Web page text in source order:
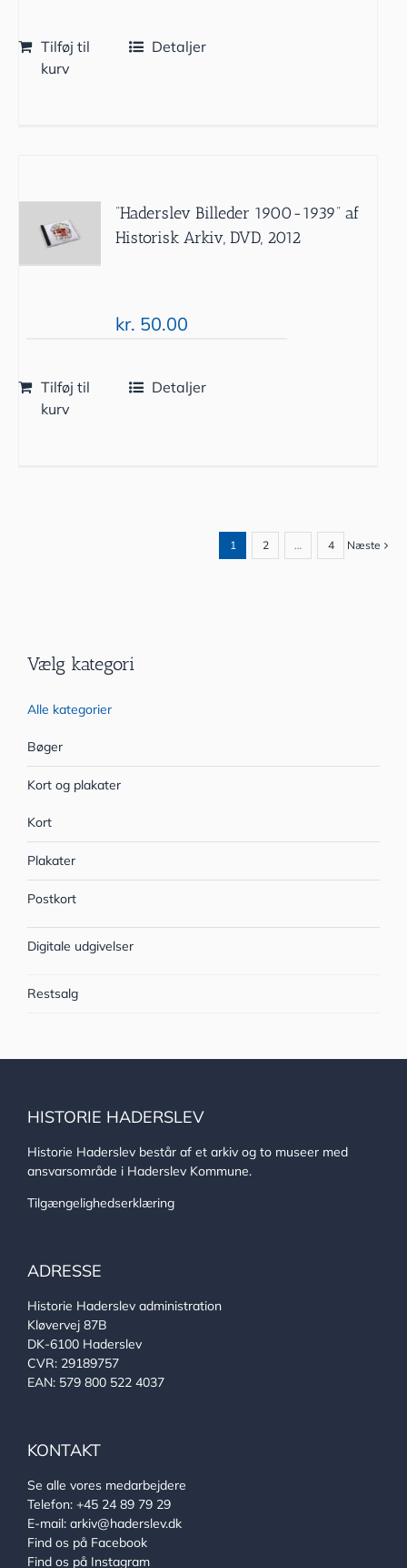
Tilføj til
kurv
Detaljer
”Haderslev Billeder 1900-1939” af
Historisk Arkiv, DVD, 2012
kr. 50.00
Tilføj til
kurv
Detaljer
1 2 … 4 Næste
Vælg kategori
Alle kategorier
Bøger
Kort og plakater
Kort
Plakater
Postkort
Digitale udgivelser
Restsalg
HISTORIE HADERSLEV
Historie Haderslev består af et arkiv og to museer med
ansvarsområde i Haderslev Kommune.
Tilgængelighedserklæring
ADRESSE
Historie Haderslev administration
Kløvervej 87B
DK-6100 Haderslev
CVR: 29189757
EAN: 579 800 522 4037
KONTAKT
Se alle vores medarbejdere
Telefon: +45 24 89 79 29
E-mail: arkiv@haderslev.dk
Find os på Facebook
Find os på Instagram